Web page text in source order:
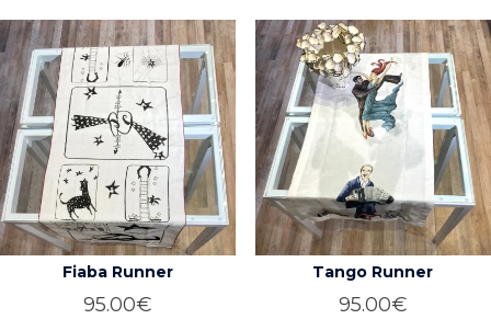
Fiaba Runner
95.00€
Tango Runner
95.00€